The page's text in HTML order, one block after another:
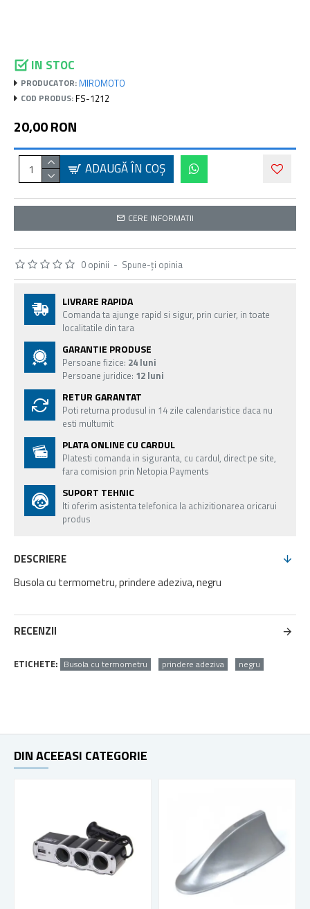
IN STOC
PRODUCATOR: MIROMOTO
COD PRODUS: FS-1212
0 opinii - Spune-ţi opinia
20,00 RON
ADAUGĂ ÎN COŞ
CERE INFORMATII
LIVRARE RAPIDA
Comanda ta ajunge rapid si sigur, prin curier, in toate
localitatile din tara
GARANTIE PRODUSE
Persoane fizice: 24 luni
Persoane juridice: 12 luni
RETUR GARANTAT
Poti returna produsul in 14 zile calendaristice daca nu
esti multumit
PLATA ONLINE CU CARDUL
Platesti comanda in siguranta, cu cardul, direct pe site,
fara comision prin Netopia Payments
SUPORT TEHNIC
Iti oferim asistenta telefonica la achizitionarea oricarui
produs
DESCRIERE
Busola cu termometru, prindere adeziva, negru
RECENZII
ETICHETE: Busola cu termometru prindere adeziva negru
DIN ACEEASI CATEGORIE